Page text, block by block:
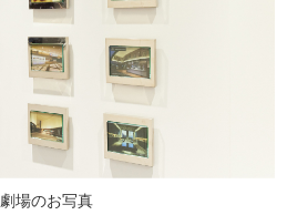
場のお写真